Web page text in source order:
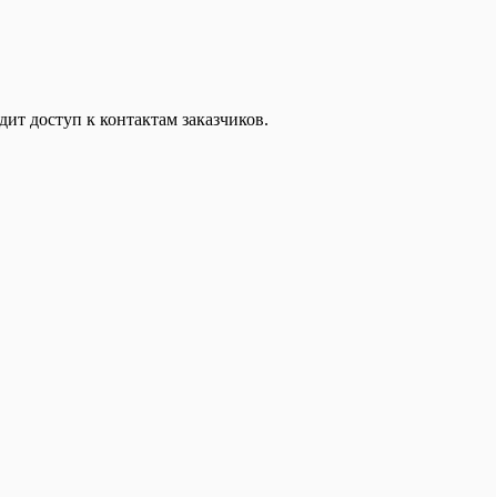
доступ к контактам заказчиков.